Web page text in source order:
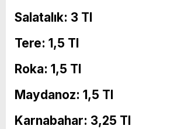
Salatalık: 3 Tl
Tere: 1,5 Tl
Roka: 1,5 Tl
Maydanoz: 1,5 Tl
Karnabahar: 3,25 Tl